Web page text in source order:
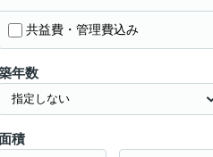
共益費・管理費込み
年数
積